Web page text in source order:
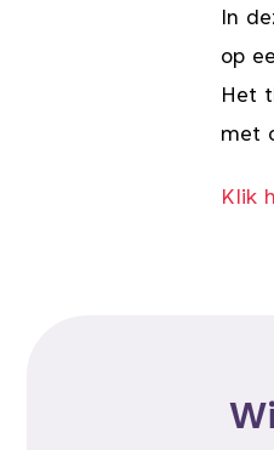
In
op
Het
met
Klik